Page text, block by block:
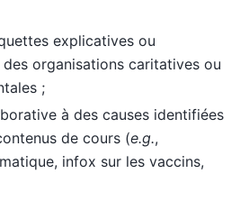
explicatives ou
organisations caritatives ou
;
à des causes identifiées
de cours (e.g.,
infox sur les vaccins,